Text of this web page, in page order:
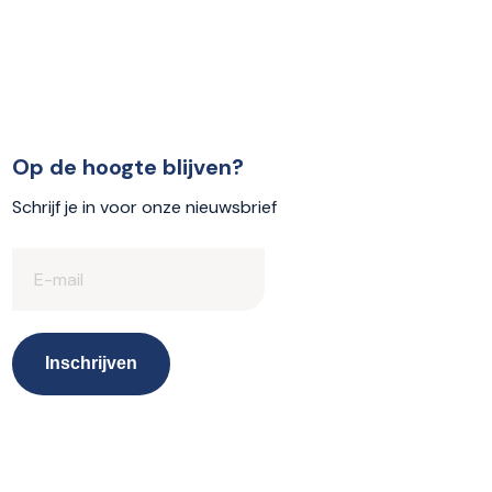
Op de hoogte blijven?
Schrijf je in voor onze nieuwsbrief